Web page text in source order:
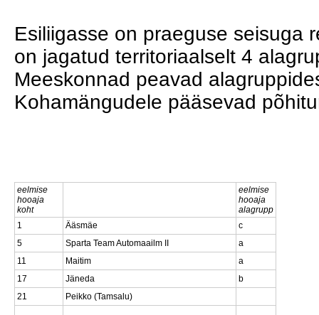
Esiliigasse on praeguse seisuga
on jagatud territoriaalselt 4
Meeskonnad peavad
Kohamängudele pääsevad
eelmise
hooaja
koht
eelmise
hooaja
alagrupp
1
Ääsmäe
c
5
Sparta Team Automaailm II
a
11
Maitim
a
17
Jäneda
b
21
Peikko (Tamsalu)